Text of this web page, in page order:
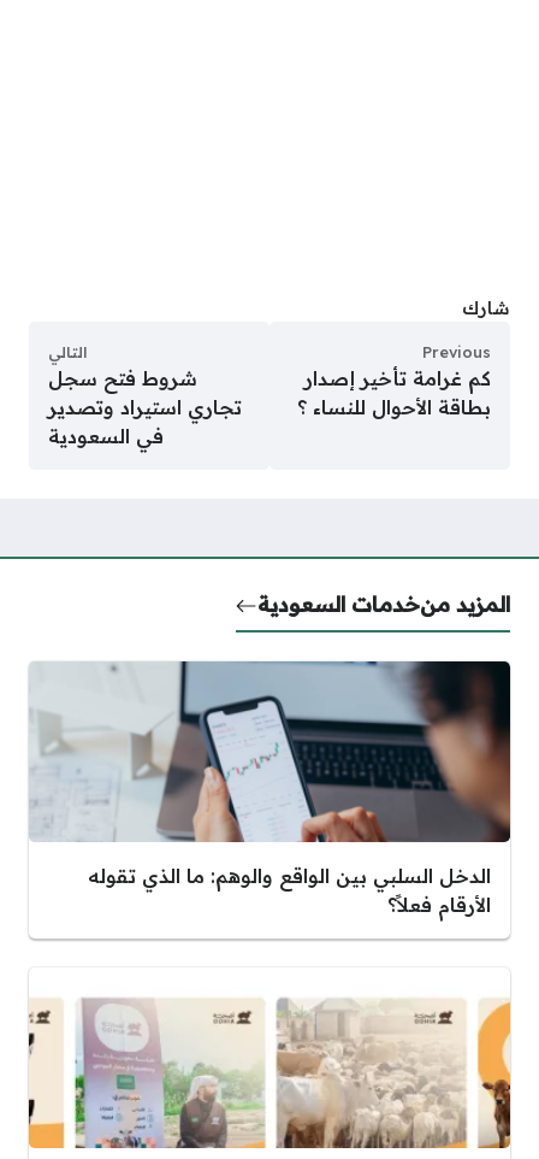
شارك
Previous
كم غرامة تأخير إصدار
بطاقة الأحوال للنساء ؟
التالي
شروط فتح سجل
تجاري استيراد وتصدير
في السعودية
المزيد منخدمات السعودية
الدخل السلبي بين الواقع والوهم: ما الذي تقوله
الأرقام فعلاً؟